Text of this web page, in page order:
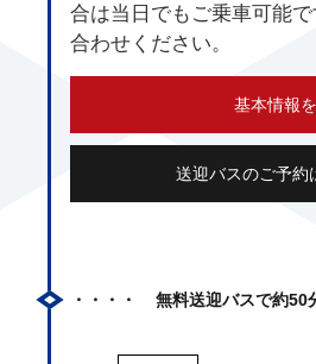
合は当日でもご乗車可能
合わせください。
基本情報
送迎バスのご予約
無料送迎バスで約50